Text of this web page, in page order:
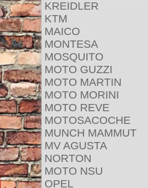
KREIDLER
KTM
MAICO
MONTESA
MOSQUITO
MOTO GUZZI
MOTO MARTIN
MOTO MORINI
MOTO REVE
MOTOSACOCHE
MUNCH MAMMUT
MV AGUSTA
NORTON
MOTO NSU
OPEL